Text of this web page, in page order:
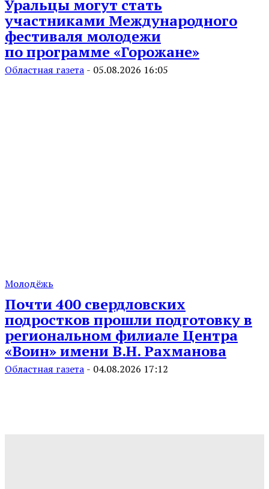
Уральцы могут стать
участниками Международного
фестиваля молодежи
по программе «Горожане»
Областная газета - 05.08.2026 16:05
Молодёжь
Почти 400 свердловских
подростков прошли подготовку в
региональном филиале Центра
«Воин» имени В.Н. Рахманова
Областная газета - 04.08.2026 17:12